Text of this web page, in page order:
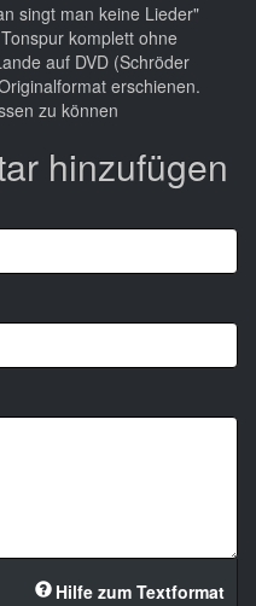
singt man keine Lieder"
komplett ohne
auf DVD (Schröder
erschienen.
zu können
hinzufügen
Hilfe zum Textformat